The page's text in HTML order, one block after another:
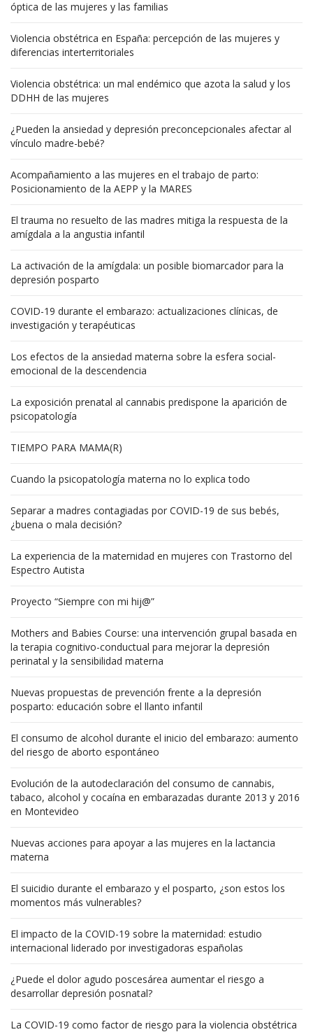
óptica de las mujeres y las familias
Violencia obstétrica en España: percepción de las mujeres y
diferencias interterritoriales
Violencia obstétrica: un mal endémico que azota la salud y los
DDHH de las mujeres
¿Pueden la ansiedad y depresión preconcepcionales afectar al
vínculo madre-bebé?
Acompañamiento a las mujeres en el trabajo de parto:
Posicionamiento de la AEPP y la MARES
El trauma no resuelto de las madres mitiga la respuesta de la
amígdala a la angustia infantil
La activación de la amígdala: un posible biomarcador para la
depresión posparto
COVID-19 durante el embarazo: actualizaciones clínicas, de
investigación y terapéuticas
Los efectos de la ansiedad materna sobre la esfera social-
emocional de la descendencia
La exposición prenatal al cannabis predispone la aparición de
psicopatología
TIEMPO PARA MAMA(R)
Cuando la psicopatología materna no lo explica todo
Separar a madres contagiadas por COVID-19 de sus bebés,
¿buena o mala decisión?
La experiencia de la maternidad en mujeres con Trastorno del
Espectro Autista
Proyecto “Siempre con mi hij@”
Mothers and Babies Course: una intervención grupal basada en
la terapia cognitivo-conductual para mejorar la depresión
perinatal y la sensibilidad materna
Nuevas propuestas de prevención frente a la depresión
posparto: educación sobre el llanto infantil
El consumo de alcohol durante el inicio del embarazo: aumento
del riesgo de aborto espontáneo
Evolución de la autodeclaración del consumo de cannabis,
tabaco, alcohol y cocaína en embarazadas durante 2013 y 2016
en Montevideo
Nuevas acciones para apoyar a las mujeres en la lactancia
materna
El suicidio durante el embarazo y el posparto, ¿son estos los
momentos más vulnerables?
El impacto de la COVID-19 sobre la maternidad: estudio
internacional liderado por investigadoras españolas
¿Puede el dolor agudo poscesárea aumentar el riesgo a
desarrollar depresión posnatal?
La COVID-19 como factor de riesgo para la violencia obstétrica